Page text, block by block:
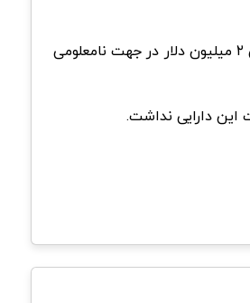
پیش از این گزارش شده بود که یک مقدار بزرگ ETH نیز اخیراً توسط بنیاد اتریوم فروخته شده است. چند روز پیش، این سازمان ۱۰۰۰ اتریوم را به ارزش ۲ میلیون دلار در جهت نامعلومی
این دارایی نداشت.